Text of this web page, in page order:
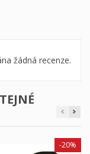
žádná recenze.
-20%